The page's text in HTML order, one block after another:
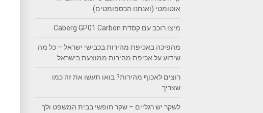
אוטומטי (ואנחנו הכספומטים)
מיצו רוכב עם קסדת Caberg GP01 Carbon
מהפיכה באכיפת מהירות בכבישי ישראל – כל מה
שידוע על אכיפת מהירות ממוצעת בישראל
רוצים לאכוף מהירות? בואו תעשו את זה כמו
שצריך
לשקר יש רגליים – שקר חופשי בבית המשפט ולך